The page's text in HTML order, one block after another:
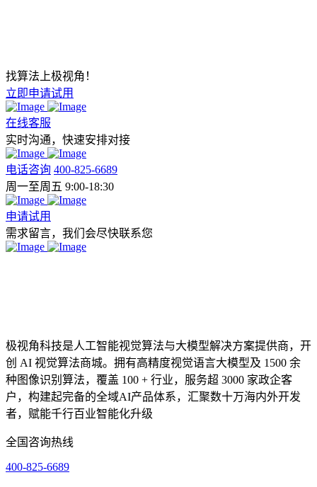
找算法上极视角！
立即申请试用
在线客服
实时沟通，快速安排对接
电话咨询 400-825-6689
周一至周五 9:00-18:30
申请试用
需求留言，我们会尽快联系您
极视角科技是人工智能视觉算法与大模型解决方案提供商，开
创 AI 视觉算法商城。拥有高精度视觉语言大模型及 1500 余
种图像识别算法，覆盖 100 + 行业，服务超 3000 家政企客
户，构建起完备的全域AI产品体系，汇聚数十万海内外开发
者，赋能千行百业智能化升级
全国咨询热线
400-825-6689